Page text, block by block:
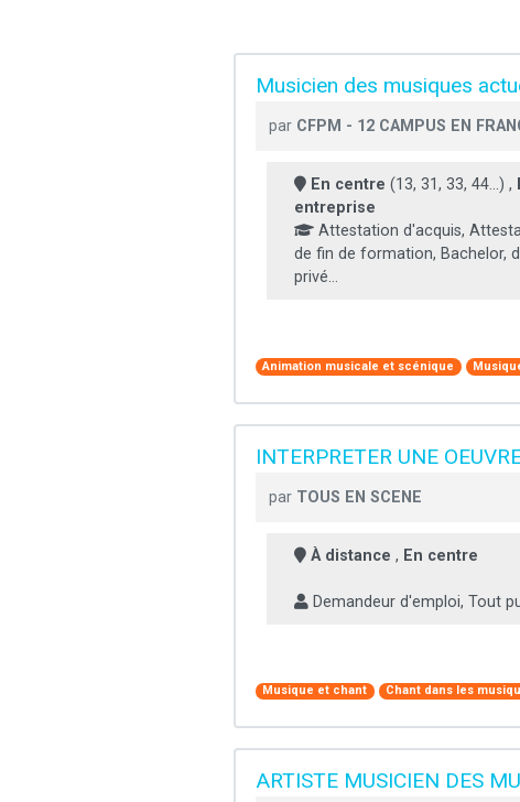
Musicien des musiques
par CFPM - 12 CAMPUS EN
En centre (13, 31, 33, 44...) ,
entreprise
Attestation d'acquis,
de fin de formation, Bachelor,
privé...
Animation musicale et scénique
INTERPRETER UNE
par TOUS EN SCENE
À distance , En centre
Demandeur d'emploi, Tout
Musique et chant Chant dans les
ARTISTE MUSICIEN DES